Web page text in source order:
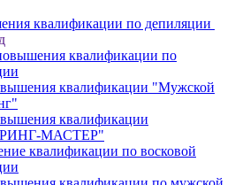
квалификации по депиляции
квалификации по
квалификации "Мужской
квалификации
МАСТЕР"
квалификации по восковой